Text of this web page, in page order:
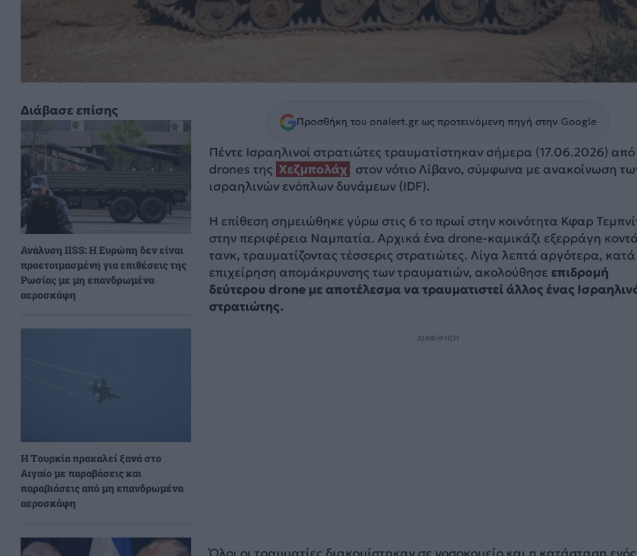
Διάβασε επίσης
Ανάλυση IISS: Η Ευρώπη δεν είναι
προετοιμασμένη για επιθέσεις της
Ρωσίας με μη επανδρωμένα
αεροσκάφη
Η Τουρκία προκαλεί ξανά στο
Αιγαίο με παραβάσεις και
παραβιάσεις από μη επανδρωμένα
αεροσκάφη
Προσθήκη του onalert.gr ως προτεινόμενη πηγή στην Google
Πέντε Ισραηλινοί στρατιώτες τραυματίστηκαν σήμερα (17.06.2026) από
drones της Χεζμπολάχ στον νότιο Λίβανο, σύμφωνα με ανακοίνωση
ισραηλινών ενόπλων δυνάμεων (IDF).
Η επίθεση σημειώθηκε γύρω στις 6 το πρωί στην κοινότητα Κφαρ
στην περιφέρεια Ναμπατία. Αρχικά ένα drone-καμικάζι εξερράγη
τανκ, τραυματίζοντας τέσσερις στρατιώτες. Λίγα λεπτά αργότερα,
επιχείρηση απομάκρυνσης των τραυματιών, ακολούθησε επιδρομή
δεύτερου drone με αποτέλεσμα να τραυματιστεί άλλος ένας
στρατιώτης.
ΔΙΑΦΗΜΙΣΗ